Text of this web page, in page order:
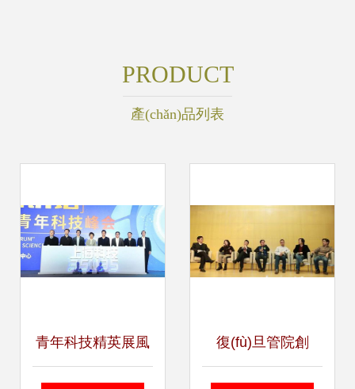
PRODUCT
產(chǎn)品列表
青年科技精英展風 復(fù)旦管院創